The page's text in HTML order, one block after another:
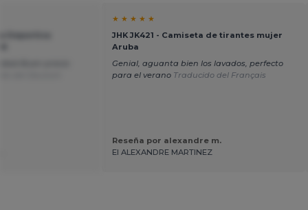
★ ★ ★ ★ ★
JHK JK421 - Camiseta de tirantes mujer
Aruba
Genial, aguanta bien los lavados, perfecto
para el verano Traducido del Français
Reseña por alexandre m.
EI ALEXANDRE MARTINEZ